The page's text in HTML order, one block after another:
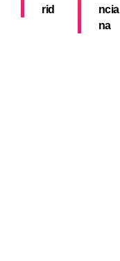
rid
ncia
na